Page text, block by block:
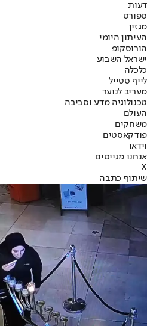
דעות
ספורט
מגזין
העיתון היומי
הורוסקופ
ישראל השבוע
כלכלה
לייף סטייל
מעריב לנוער
טכנולוגיה מדע וסביבה
העולם
משחקים
פודקאסטים
וידאו
אנחנו מגייסים
X
שיתוף כתבה